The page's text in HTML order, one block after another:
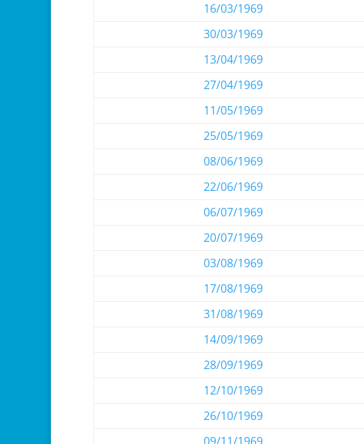
16/03/1969
30/03/1969
13/04/1969
27/04/1969
11/05/1969
25/05/1969
08/06/1969
22/06/1969
06/07/1969
20/07/1969
03/08/1969
17/08/1969
31/08/1969
14/09/1969
28/09/1969
12/10/1969
26/10/1969